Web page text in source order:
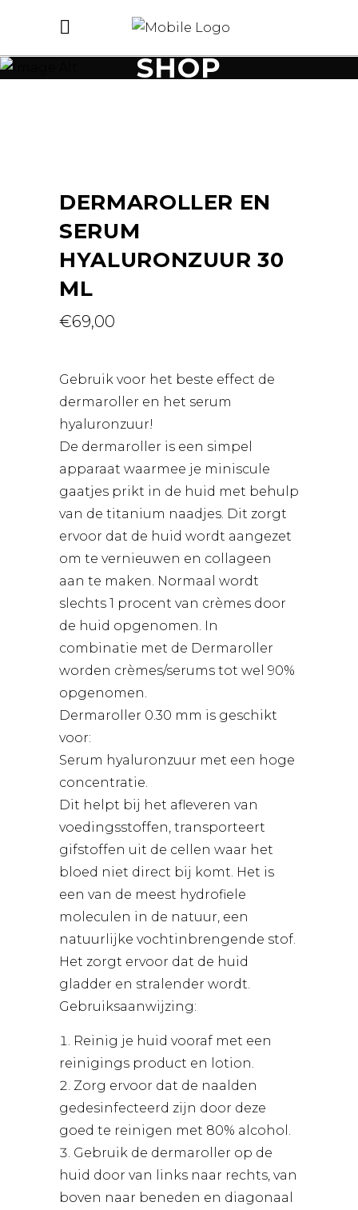
SHOP
DERMAROLLER EN
SERUM
HYALURONZUUR 30
ML
€69,00
Gebruik voor het beste effect de
dermaroller en het serum
hyaluronzuur!
De dermaroller is een simpel
apparaat waarmee je miniscule
gaatjes prikt in de huid met behulp
van de titanium naadjes. Dit zorgt
ervoor dat de huid wordt aangezet
om te vernieuwen en collageen
aan te maken. Normaal wordt
slechts 1 procent van crèmes door
de huid opgenomen. In
combinatie met de Dermaroller
worden crèmes/serums tot wel 90%
opgenomen.
Dermaroller 0.30 mm is geschikt
voor:
Serum hyaluronzuur met een hoge
concentratie.
Dit helpt bij het afleveren van
voedingsstoffen, transporteert
gifstoffen uit de cellen waar het
bloed niet direct bij komt. Het is
een van de meest hydrofiele
moleculen in de natuur, een
natuurlijke vochtinbrengende stof.
Het zorgt ervoor dat de huid
gladder en stralender wordt.
Gebruiksaanwijzing:
Reinig je huid vooraf met een
reinigings product en lotion.
Zorg ervoor dat de naalden
gedesinfecteerd zijn door deze
goed te reinigen met 80% alcohol.
Gebruik de dermaroller op de
huid door van links naar rechts, van
boven naar beneden en diagonaal